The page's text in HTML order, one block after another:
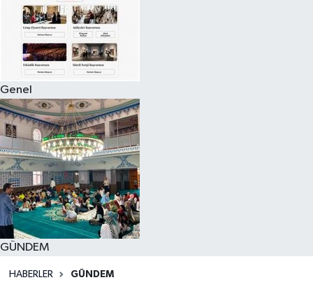
Genel
GÜNDEM
HABERLER GÜNDEM
Tüm Manşetler
Son Dakika Haberleri
Haber Arşivi